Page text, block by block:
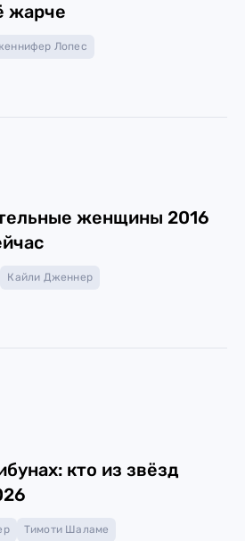
жарче
Лопес
женщины 2016
Кайли Дженнер
кто из звёзд
Тимоти Шаламе